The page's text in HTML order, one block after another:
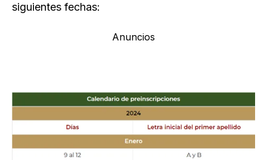
siguientes fechas:
Anuncios